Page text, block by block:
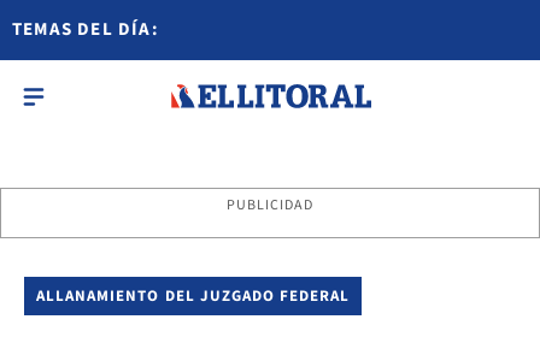
TEMAS DEL DÍA:
PUBLICIDAD
ALLANAMIENTO DEL JUZGADO FEDERAL